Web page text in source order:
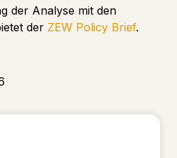
der Analyse mit den
der ZEW Policy Brief.